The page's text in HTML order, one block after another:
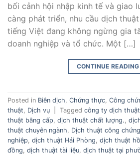
bối cảnh hội nhập kinh tế và giao
càng phát triển, nhu cầu dịch
tiếng Việt đang không ngừng gia
doanh nghiệp và tổ chức. Một […]
CONTINUE READING
Posted in Biên dịch, Chứng thực, Công
thuật, Dịch vụ Tagged công ty dịch
thuật bằng cấp, dịch thuật chất lượng.,
thuật chuyên ngành, Dịch thuật công chứng
nghiệp, dịch thuật Hải Phòng, dịch thuật
đồng, dịch thuật tài liệu, dịch thuật tại